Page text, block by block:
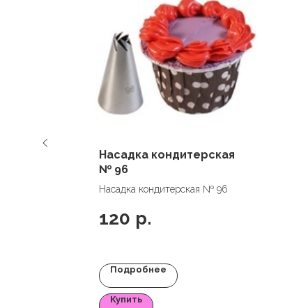
Насадка кондитерская
№ 96
Насадка кондитерская № 96
120 р.
Подробнее
Купить